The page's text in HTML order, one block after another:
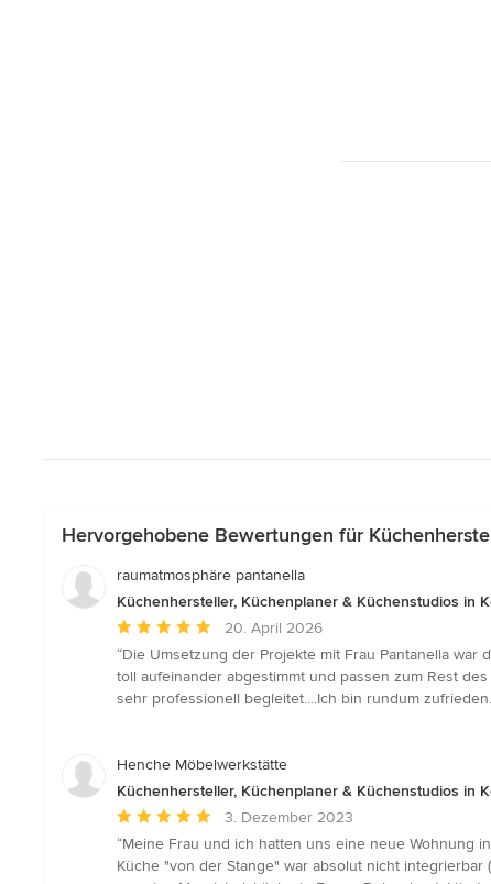
Hervorgehobene Bewertungen für
raumatmosphäre pantanella
Küchenhersteller, Küchenplaner & Küchenstudios in
Durchschnittliche
Bewertung:
5
von
20. April 2026
“Die Umsetzung der Projekte mit Frau Pantanella
toll aufeinander abgestimmt und passen zum Rest
sehr professionell begleitet....Ich bin rundum
Henche Möbelwerkstätte
Küchenhersteller, Küchenplaner & Küchenstudios in
Durchschnittliche
Bewertung:
5
3. Dezember 2023
“Meine Frau und ich hatten uns eine neue Wohnung
Küche "von der Stange" war absolut nicht